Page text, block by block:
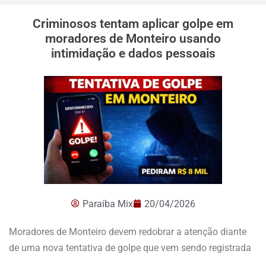
Criminosos tentam aplicar golpe em
moradores de Monteiro usando
intimidação e dados pessoais
Paraíba Mix 20/04/2026
Moradores de Monteiro devem redobrar a atenção diante
de uma nova tentativa de golpe que vem sendo registrada